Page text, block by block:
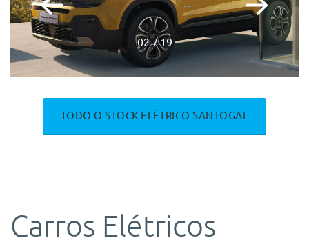
03 19
TODO O STOCK ELÉTRICO SANTOGAL
Carros Elétricos